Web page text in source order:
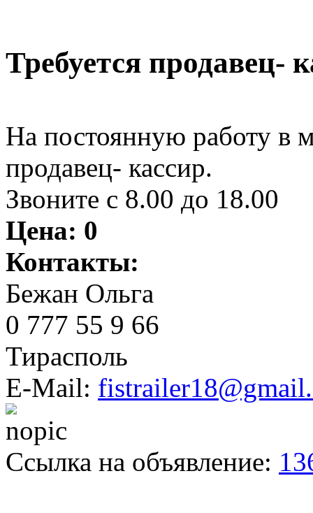
Требуется продавец-
На постоянную работу в
продавец- кассир.
Звоните с 8.00 до 18.00
Цена: 0
Контакты:
Бежан Ольга
0 777 55 9 66
Тирасполь
E-Mail:
Ссылка на объявление: